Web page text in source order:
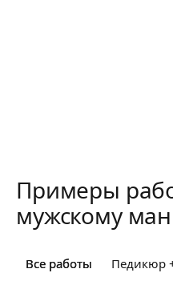
Примеры
мужскому
Все работы
Все работы Педикюр